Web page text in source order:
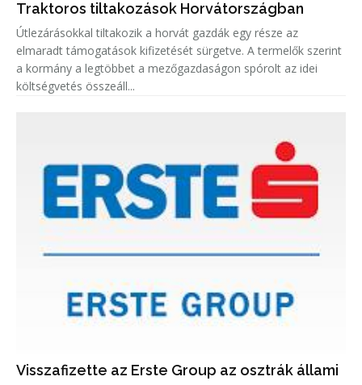
Traktoros tiltakozások Horvátországban
Útlezárásokkal tiltakozik a horvát gazdák egy része az
elmaradt támogatások kifizetését sürgetve. A termelők szerint
a kormány a legtöbbet a mezőgazdaságon spórolt az idei
költségvetés összeáll...
Visszafizette az Erste Group az osztrák állami